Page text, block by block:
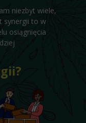
niezbyt wiele,
synergii to w
osiągnięcia